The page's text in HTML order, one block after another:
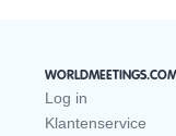
Log in
Klantenservice